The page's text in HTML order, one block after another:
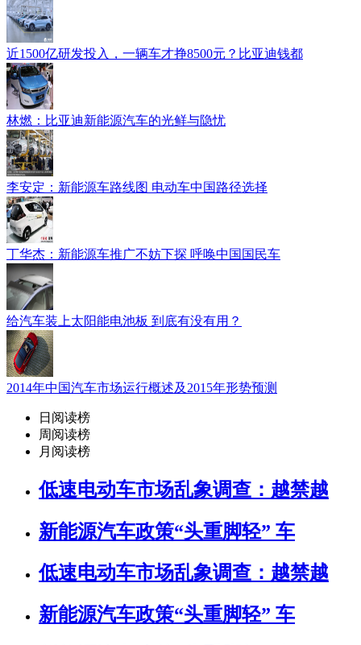
近1500亿研发投入，一辆车才挣8500元？比亚迪钱都
林燃：比亚迪新能源汽车的光鲜与隐忧
李安定：新能源车路线图 电动车中国路径选择
丁华杰：新能源车推广不妨下探 呼唤中国国民车
给汽车装上太阳能电池板 到底有没有用？
2014年中国汽车市场运行概述及2015年形势预测
日阅读榜
周阅读榜
月阅读榜
低速电动车市场乱象调查：越禁越
新能源汽车政策“头重脚轻” 车
低速电动车市场乱象调查：越禁越
新能源汽车政策“头重脚轻” 车